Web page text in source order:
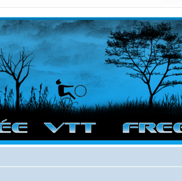
sur le site et bonnes randos dans l'Ouest !